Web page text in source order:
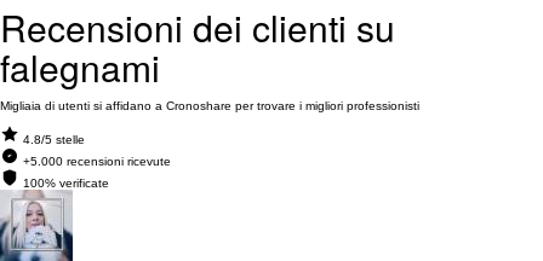
Recensioni dei clienti su
falegnami
Migliaia di utenti si affidano a Cronoshare per trovare i migliori professionisti
4.8/5 stelle
+5.000 recensioni ricevute
100% verificate